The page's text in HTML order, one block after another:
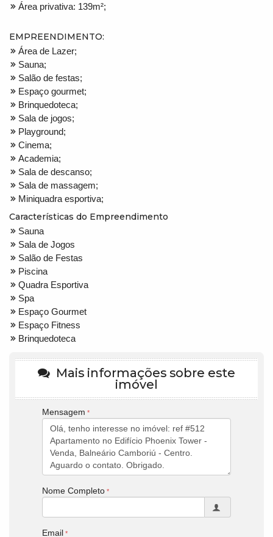
Área privativa: 139m²;
EMPREENDIMENTO:
Área de Lazer;
Sauna;
Salão de festas;
Espaço gourmet;
Brinquedoteca;
Sala de jogos;
Playground;
Cinema;
Academia;
Sala de descanso;
Sala de massagem;
Miniquadra esportiva;
Características do Empreendimento
Sauna
Sala de Jogos
Salão de Festas
Piscina
Quadra Esportiva
Spa
Espaço Gourmet
Espaço Fitness
Brinquedoteca
Mais informações sobre este
imóvel
Mensagem
Nome Completo
Email